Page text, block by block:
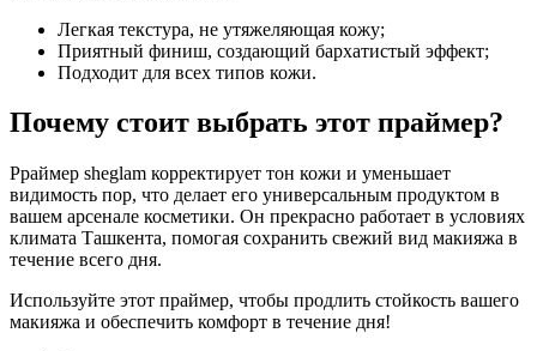
Легкая текстура, не утяжеляющая кожу;
Приятный финиш, создающий бархатистый эффект;
Подходит для всех типов кожи.
Почему стоит выбрать этот праймер?
Pраймер sheglam корректирует тон кожи и уменьшает
видимость пор, что делает его универсальным продуктом в
вашем арсенале косметики. Он прекрасно работает в условиях
климата Ташкента, помогая сохранить свежий вид макияжа в
течение всего дня.
Используйте этот праймер, чтобы продлить стойкость вашего
макияжа и обеспечить комфорт в течение дня!